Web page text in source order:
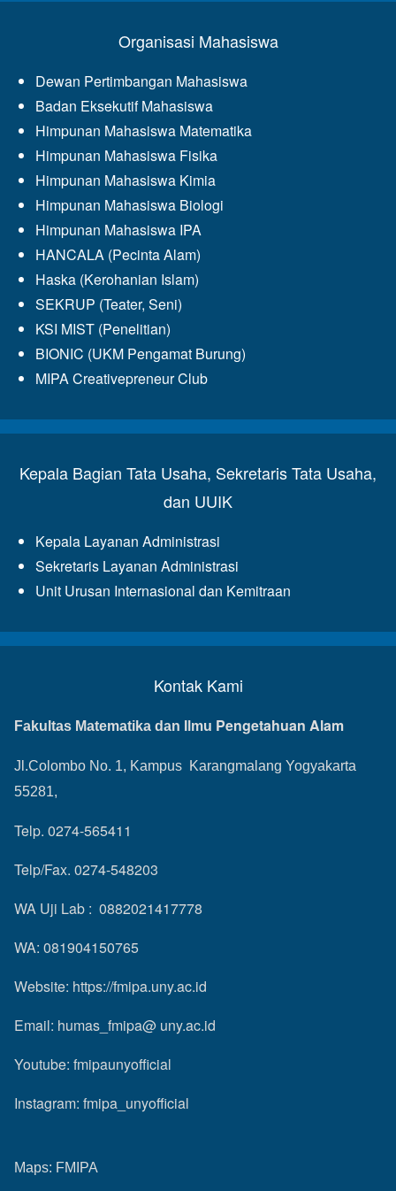
Organisasi Mahasiswa
Dewan Pertimbangan Mahasiswa
Badan Eksekutif Mahasiswa
Himpunan Mahasiswa Matematika
Himpunan Mahasiswa Fisika
Himpunan Mahasiswa Kimia
Himpunan Mahasiswa Biologi
Himpunan Mahasiswa IPA
HANCALA (Pecinta Alam)
Haska (Kerohanian Islam)
SEKRUP (Teater, Seni)
KSI MIST (Penelitian)
BIONIC (UKM Pengamat Burung)
MIPA Creativepreneur Club
Kepala Bagian Tata Usaha, Sekretaris Tata Usaha,
dan UUIK
Kepala Layanan Administrasi
Sekretaris Layanan Administrasi
Unit Urusan Internasional dan Kemitraan
Kontak Kami
Fakultas Matematika dan Ilmu Pengetahuan Alam
Jl.Colombo No. 1, Kampus Karangmalang Yogyakarta
55281,
Telp. 0274-565411
Telp/Fax. 0274-548203
WA Uji Lab : 0882021417778
WA: 081904150765
Website: https://fmipa.uny.ac.id
Email: humas_fmipa@ uny.ac.id
Youtube: fmipaunyofficial
Instagram: fmipa_unyofficial
Maps: FMIPA